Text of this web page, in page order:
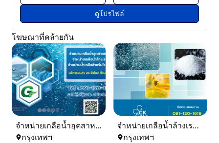
ดูโปรไฟล์
โฆษณาที่คล้ายกัน
จำหน่ายเกลือน้ำอุตสาหกรรม เกลือน้ำล้างเรซิ่น
กรุงเทพฯ
จำหน่ายเกลือน้ำล้างเรซิ่น จำหน่ายเกลือน้ำอุตสาหกรรม
กรุงเทพฯ